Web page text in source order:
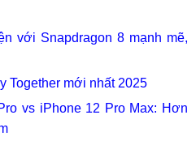
với Snapdragon 8 mạnh mẽ,
Together mới nhất 2025
vs iPhone 12 Pro Max: Hơn